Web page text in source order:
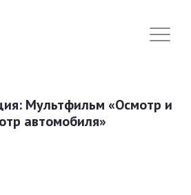
Мультфильм «Осмотр и
автомобиля»